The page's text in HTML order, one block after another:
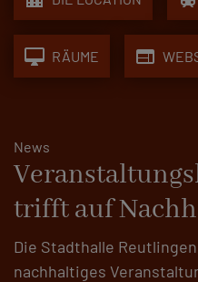
desktop_mac RÄUME web
News
trifft auf
Die Stadthalle
nachhaltiges